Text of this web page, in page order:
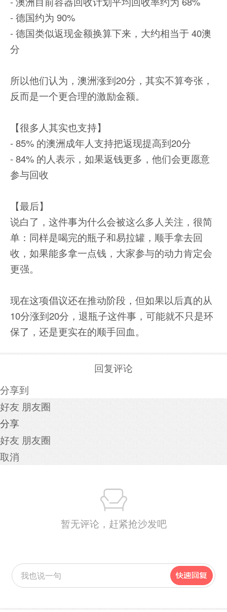
- 德国约为 90%
- 德国类似返现金额换算下来，大约相当于 40澳
分
所以他们认为，澳洲涨到20分，其实不算夸张，
反而是一个更合理的激励金额。
【很多人其实也支持】
- 85% 的澳洲成年人支持把返现提高到20分
- 84% 的人表示，如果返钱更多，他们会更愿意
参与回收
【最后】
说白了，这件事为什么会被这么多人关注，很简
单：同样是喝完的瓶子和易拉罐，顺手拿去回
收，如果能多拿一点钱，大家参与的动力肯定会
更强。
现在这项倡议还在推动阶段，但如果以后真的从
10分涨到20分，退瓶子这件事，可能就不只是环
保了，还是更实在的顺手回血。
回复评论
分享到
好友 朋友圈
分享
好友 朋友圈
取消
暂无评论，赶紧抢沙发吧